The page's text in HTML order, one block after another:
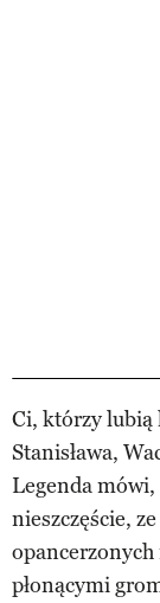
Ci, którzy lubią
Stanisława,
Legenda mówi,
nieszczęście,
opancerzonych
płonącymi